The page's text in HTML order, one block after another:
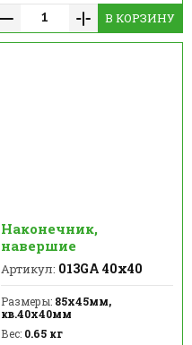
В КОРЗИНУ
Наконечник,
навершие
Артикул: 013GA 40х40
Размеры:85х45мм,
кв.40х40мм
Вес:0.65 кг